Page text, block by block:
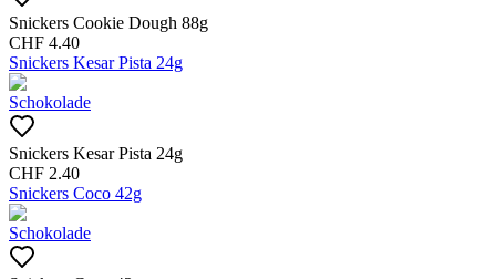
Snickers Cookie Dough 88g
CHF 4.40
Snickers Kesar Pista 24g
Schokolade
Snickers Kesar Pista 24g
CHF 2.40
Snickers Coco 42g
Schokolade